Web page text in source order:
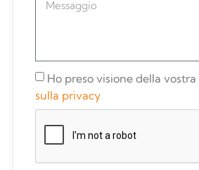
Ho preso visione della vostra
sulla privacy